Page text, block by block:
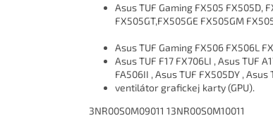
Asus TUF Gaming FX505 FX505D,
FX505GT,FX505GE FX505GM
Asus TUF Gaming FX506 FX506L
Asus TUF F17 FX706LI , Asus TUF
FA506II , Asus TUF FX505DY , Asus
ventilátor grafickej karty (GPU).
3NR00S0M09011 13NR00S0M10011